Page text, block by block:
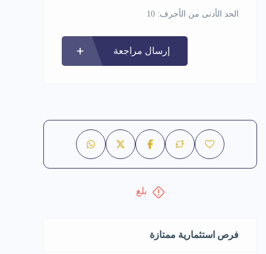
الحد الأدنى من الأحرف: 10
إرسال مراجعة
بلغ
فرص استثمارية ممتازة